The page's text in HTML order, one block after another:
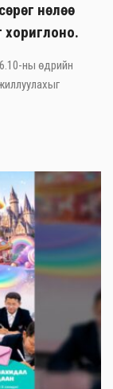
нөлөө
хориглоно.
ны өдрийн